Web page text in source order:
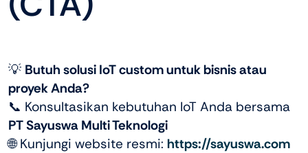
💡 Butuh solusi IoT custom untuk bisnis atau
proyek Anda?
📞 Konsultasikan kebutuhan IoT Anda bersama
PT Sayuswa Multi Teknologi
🌐 Kunjungi website resmi: https://sayuswa.com